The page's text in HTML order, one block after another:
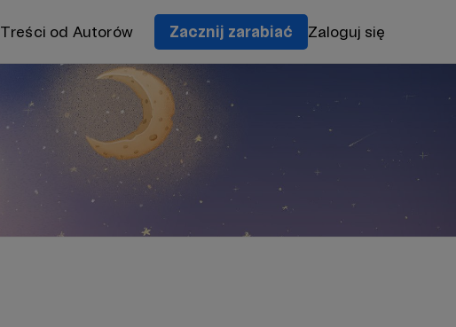
Treści od Autorów Zacznij zarabiać Zaloguj się